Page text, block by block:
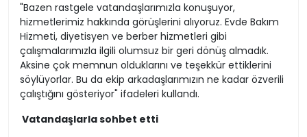
"Bazen rastgele vatandaşlarımızla konuşuyor,
hizmetlerimiz hakkında görüşlerini alıyoruz. Evde Bakım
Hizmeti, diyetisyen ve berber hizmetleri gibi
çalışmalarımızla ilgili olumsuz bir geri dönüş almadık.
Aksine çok memnun olduklarını ve teşekkür ettiklerini
söylüyorlar. Bu da ekip arkadaşlarımızın ne kadar özverili
çalıştığını gösteriyor" ifadeleri kullandı.
Vatandaşlarla sohbet etti